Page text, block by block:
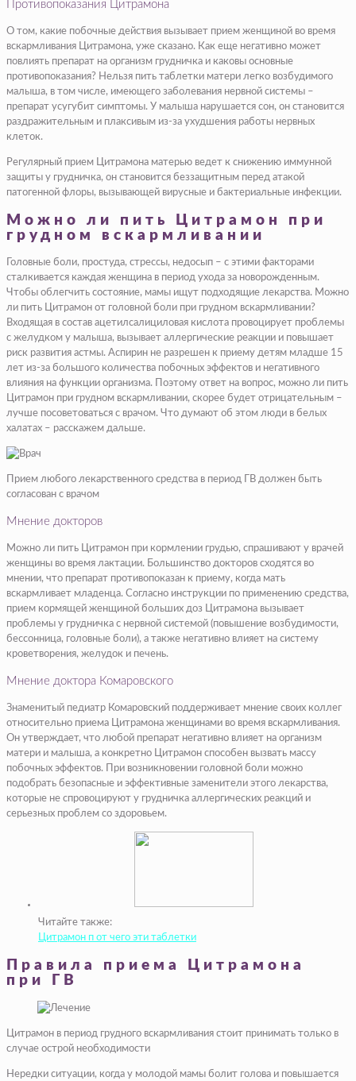
Противопоказания Цитрамона
О том, какие побочные действия вызывает прием женщиной во время
вскармливания Цитрамона, уже сказано. Как еще негативно может
повлиять препарат на организм грудничка и каковы основные
противопоказания? Нельзя пить таблетки матери легко возбудимого
малыша, в том числе, имеющего заболевания нервной системы –
препарат усугубит симптомы. У малыша нарушается сон, он становится
раздражительным и плаксивым из-за ухудшения работы нервных
клеток.
Регулярный прием Цитрамона матерью ведет к снижению иммунной
защиты у грудничка, он становится беззащитным перед атакой
патогенной флоры, вызывающей вирусные и бактериальные инфекции.
Можно ли пить Цитрамон при
грудном вскармливании
Головные боли, простуда, стрессы, недосып – с этими факторами
сталкивается каждая женщина в период ухода за новорожденным.
Чтобы облегчить состояние, мамы ищут подходящие лекарства. Можно
ли пить Цитрамон от головной боли при грудном вскармливании?
Входящая в состав ацетилсалициловая кислота провоцирует проблемы
с желудком у малыша, вызывает аллергические реакции и повышает
риск развития астмы. Аспирин не разрешен к приему детям младше 15
лет из-за большого количества побочных эффектов и негативного
влияния на функции организма. Поэтому ответ на вопрос, можно ли пить
Цитрамон при грудном вскармливании, скорее будет отрицательным –
лучше посоветоваться с врачом. Что думают об этом люди в белых
халатах – расскажем дальше.
Прием любого лекарственного средства в период ГВ должен быть
согласован с врачом
Мнение докторов
Можно ли пить Цитрамон при кормлении грудью, спрашивают у врачей
женщины во время лактации. Большинство докторов сходятся во
мнении, что препарат противопоказан к приему, когда мать
вскармливает младенца. Согласно инструкции по применению средства,
прием кормящей женщиной больших доз Цитрамона вызывает
проблемы у грудничка с нервной системой (повышение возбудимости,
бессонница, головные боли), а также негативно влияет на систему
кроветворения, желудок и печень.
Мнение доктора Комаровского
Знаменитый педиатр Комаровский поддерживает мнение своих коллег
относительно приема Цитрамона женщинами во время вскармливания.
Он утверждает, что любой препарат негативно влияет на организм
матери и малыша, а конкретно Цитрамон способен вызвать массу
побочных эффектов. При возникновении головной боли можно
подобрать безопасные и эффективные заменители этого лекарства,
которые не спровоцируют у грудничка аллергических реакций и
серьезных проблем со здоровьем.
Читайте также:
Цитрамон п от чего эти таблетки
Правила приема Цитрамона
при ГВ
Цитрамон в период грудного вскармливания стоит принимать только в
случае острой необходимости
Нередки ситуации, когда у молодой мамы болит голова и повышается